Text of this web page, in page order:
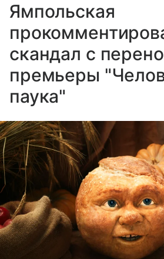
Ямпольская
скандал с
премьеры
паука"